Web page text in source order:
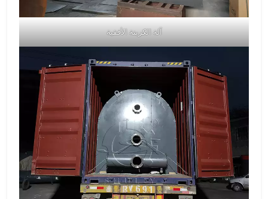
آلة الكربنة الأفقية